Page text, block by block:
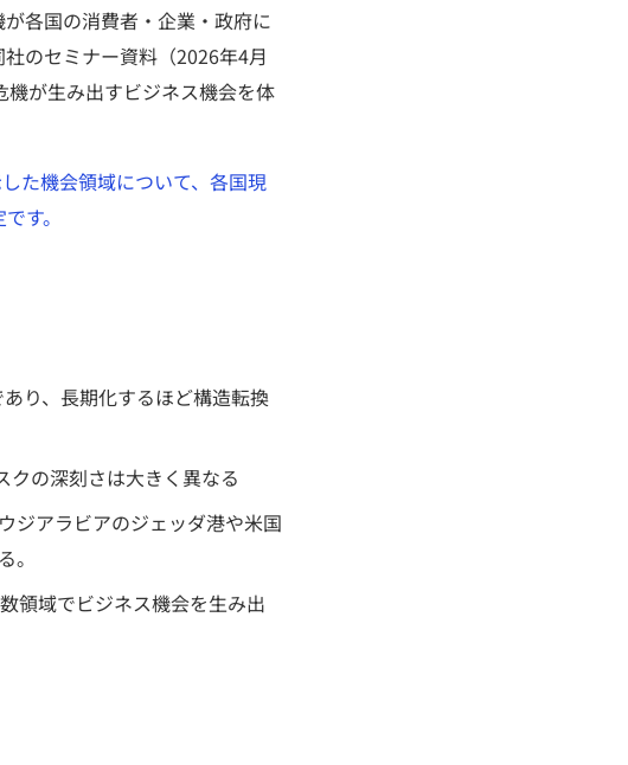
各国の消費者・企業・政府に
のセミナー資料（2026年4月
が生み出すビジネス機会を体
た機会領域について、各国現
す。
り、長期化するほど構造転換
の深刻さは大きく異なる
ジアラビアのジェッダ港や米国
。
領域でビジネス機会を生み出